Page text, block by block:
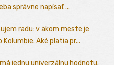
správne napísať ...
radu: v akom meste je
Aké platia pr...
jednu univerzálnu hodnotu.